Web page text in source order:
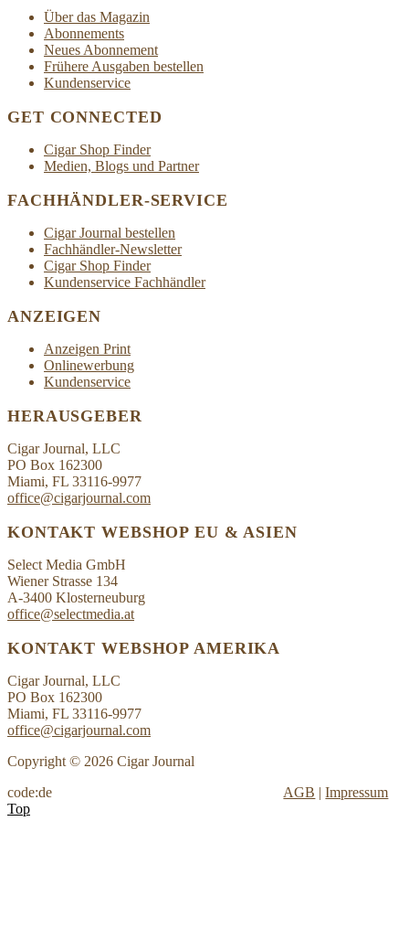
Über das Magazin
Abonnements
Neues Abonnement
Frühere Ausgaben bestellen
Kundenservice
GET CONNECTED
Cigar Shop Finder
Medien, Blogs und Partner
FACHHÄNDLER-SERVICE
Cigar Journal bestellen
Fachhändler-Newsletter
Cigar Shop Finder
Kundenservice Fachhändler
ANZEIGEN
Anzeigen Print
Onlinewerbung
Kundenservice
HERAUSGEBER
Cigar Journal, LLC
PO Box 162300
Miami, FL 33116-9977
office@cigarjournal.com
KONTAKT WEBSHOP EU & ASIEN
Select Media GmbH
Wiener Strasse 134
A-3400 Klosterneuburg
office@selectmedia.at
KONTAKT WEBSHOP AMERIKA
Cigar Journal, LLC
PO Box 162300
Miami, FL 33116-9977
office@cigarjournal.com
Copyright © 2026 Cigar Journal
code:de
AGB |Impressum
Top